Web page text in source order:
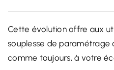
Cette évolution offre aux
souplesse de paramétrage
comme toujours, à votre